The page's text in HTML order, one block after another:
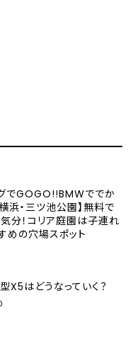
でGOGO!!BMWででか
横浜・三ツ池公園】無料で
分！コリア庭園は子連れ
めの穴場スポット
X5はどうなっていく？